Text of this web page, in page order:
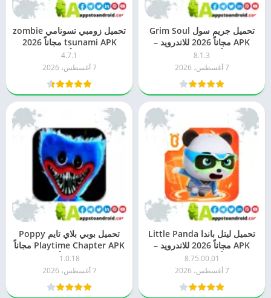
تحميل جريم سول Grim Soul
APK مجاناً 2026 للاندرويد –
أحدث إصدار
8.1.3
7 أغسطس، 2026
تحميل زومبي تسونامي zombie
tsunami APK مجاناً 2026
للاندرويد – أحدث إصدار
4.7.1
7 أغسطس، 2026
تحميل ليتل باندا Little Panda
APK مجاناً 2026 للاندرويد –
أحدث إصدار
8.75.00.01
7 أغسطس، 2026
تحميل بوبي بلاي تايم Poppy
Playtime Chapter APK مجاناً
1.0.18
7 أغسطس، 2026